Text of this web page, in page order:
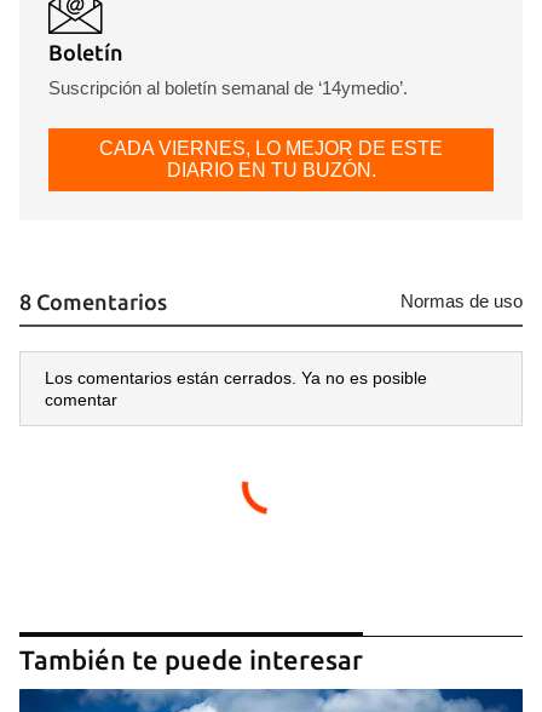
Guardar como favorito
Para poder guardar como favorito, primero has de
iniciar sesión con tu cuenta de 14ymedio.
Boletín
Suscripción al boletín semanal de ‘14ymedio’.
CADA VIERNES, LO MEJOR DE ESTE
DIARIO EN TU BUZÓN.
8 Comentarios Normas de uso
Los comentarios están cerrados. Ya no es posible
comentar
También te puede interesar